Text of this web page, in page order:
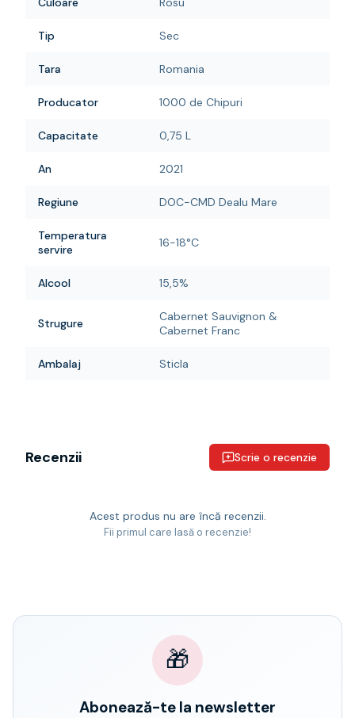
Tip Sec
Tara Romania
Producator 1000 de Chipuri
Capacitate 0,75 L
An 2021
Regiune DOC-CMD Dealu Mare
Temperatura
servire
16-18°C
Alcool 15,5%
Strugure
Cabernet Sauvignon &
Cabernet Franc
Ambalaj Sticla
Recenzii Scrie o recenzie
Acest produs nu are încă recenzii.
Fii primul care lasă o recenzie!
🎁
Abonează-te la newsletter